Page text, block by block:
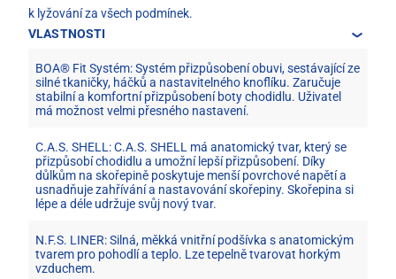
k lyžování za všech podmínek.
VLASTNOSTI
BOA® Fit Systém: Systém přizpůsobení obuvi, sestávající ze
silné tkaničky, háčků a nastavitelného knoflíku. Zaručuje
stabilní a komfortní přizpůsobení boty chodidlu. Uživatel
má možnost velmi přesného nastavení.
C.A.S. SHELL: C.A.S. SHELL má anatomický tvar, který se
přizpůsobí chodidlu a umožní lepší přizpůsobení. Díky
důlkům na skořepině poskytuje menší povrchové napětí a
usnadňuje zahřívání a nastavování skořepiny. Skořepina si
lépe a déle udržuje svůj nový tvar.
N.F.S. LINER: Silná, měkká vnitřní podšívka s anatomickým
tvarem pro pohodlí a teplo. Lze tepelně tvarovat horkým
vzduchem.